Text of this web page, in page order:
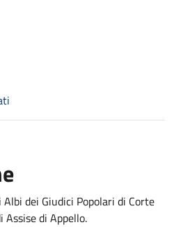
dei Giudici Popolari di Corte
Assise di Appello.